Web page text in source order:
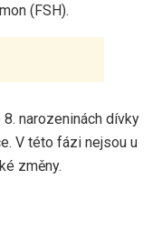
(FSH).
narozeninách dívky
V této fázi nejsou u
změny.